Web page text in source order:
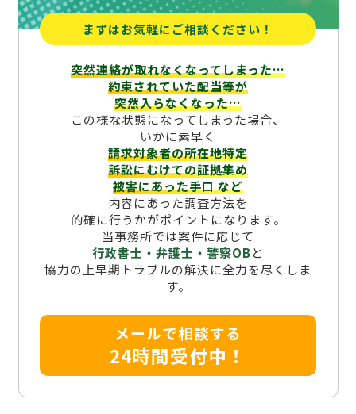
まずはお気軽にご相談ください！
突然連絡が取れなくなってしまった…
約束されていた配当等が
突然入らなくなった…
この様な状態になってしまった場合、
いかに素早く
請求対象者の所在地特定
訴訟にむけての証拠集め
被害にあった手口など
内容にあった調査方法を
的確に行うかがポイントになります。
当事務所では案件に応じて
行政書士・弁護士・警察OBと
協力の上早期トラブルの解決に全力を尽くしま
す。
メールで相談する
24時間受付中！